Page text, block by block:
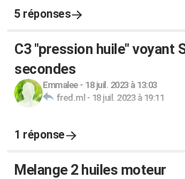
5 réponses
C3 "pression huile" voyant
secondes
Emmalee- 18 juil. 2023 à 13:03
fred.ml - 18 juil. 2023 à 19:11
1 réponse
Melange 2 huiles moteur